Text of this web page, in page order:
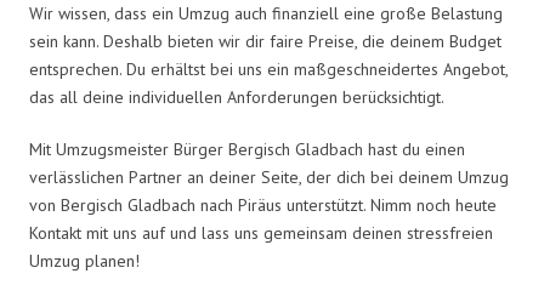
Wir wissen, dass ein Umzug auch finanziell eine große Belastung
sein kann. Deshalb bieten wir dir faire Preise, die deinem Budget
entsprechen. Du erhältst bei uns ein maßgeschneidertes Angebot,
das all deine individuellen Anforderungen berücksichtigt.
Mit Umzugsmeister Bürger Bergisch Gladbach hast du einen
verlässlichen Partner an deiner Seite, der dich bei deinem Umzug
von Bergisch Gladbach nach Piräus unterstützt. Nimm noch heute
Kontakt mit uns auf und lass uns gemeinsam deinen stressfreien
Umzug planen!